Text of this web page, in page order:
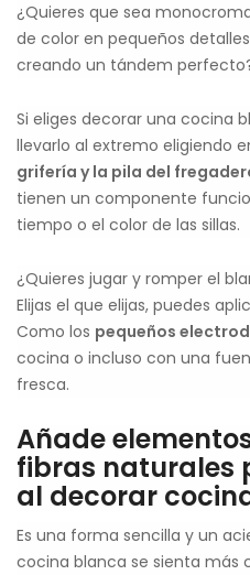
¿Quieres que sea
de color en pequeños
creando un tándem
Si eliges decorar una cocina
llevarlo al extremo eligiendo
grifería y la pila del
tienen un componente
tiempo o el color de las sillas.
¿Quieres jugar y romper el
Elijas el que elijas, puedes
Como los pequeños
cocina o incluso con una
fresca.
Añade
fibras naturales
al decorar
Es una forma sencilla y un
cocina blanca se sienta más